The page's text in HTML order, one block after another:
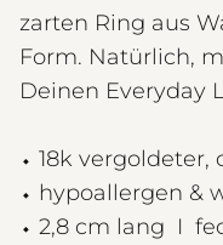
zarten Ring aus
Form. Natürlich,
Deinen Everyday
⬩ 18k vergoldeter,
⬩ hypoallergen &
⬩ 2,8 cm lang I